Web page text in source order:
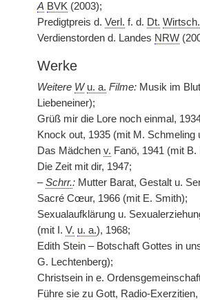
A BVK (2003);
Predigtpreis d. Verl. f. d. Dt. Wirtsch.
Verdienstorden d. Landes NRW
Werke
Weitere W u. a. Filme: Musik im
Liebeneiner);
Grüß mir die Lore noch einmal,
Knock out, 1935 (mit M. Schmeling
Das Mädchen v. Fanö, 1941 (mit
Die Zeit mit dir, 1947;
–Schrr.: Mutter Barat, Gestalt u.
Sacré Cœur, 1966 (mit E. Smith);
Sexualaufklärung u.
(mit I. V. u. a.), 1968;
Edith Stein – Botschaft Gottes in
G. Lechtenberg);
Christsein in e.
Führe sie zu Gott, Radio-Exerzitien,